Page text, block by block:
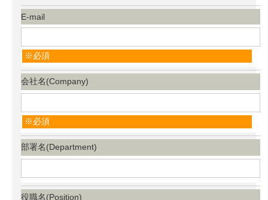
E-mail
必須
会社名(Company)
必須
部署名(Department)
役職名(Position)